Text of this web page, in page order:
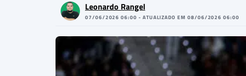
Leonardo Rangel
07/06/2026 06:00 - ATUALIZADO EM 08/06/2026 06:00